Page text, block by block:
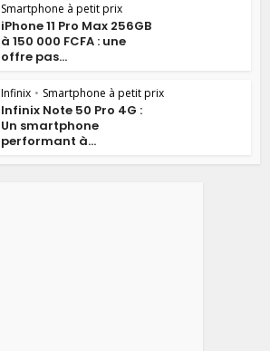
Smartphone à petit prix
iPhone 11 Pro Max 256GB
à 150 000 FCFA : une
offre pas...
Infinix • Smartphone à petit prix
Infinix Note 50 Pro 4G :
Un smartphone
performant à...